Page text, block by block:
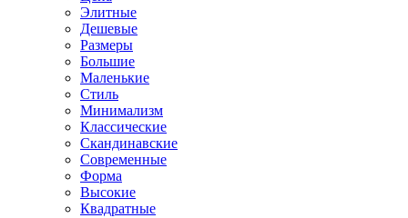
Элитные
Дешевые
Размеры
Большие
Маленькие
Стиль
Минимализм
Классические
Скандинавские
Современные
Форма
Высокие
Квадратные